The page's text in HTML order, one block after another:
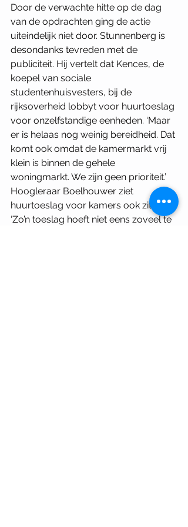
Door de verwachte hitte op de dag
van de opdrachten ging de actie
uiteindelijk niet door. Stunnenberg is
desondanks tevreden met de
publiciteit. Hij vertelt dat Kences, de
koepel van sociale
studentenhuisvesters, bij de
rijksoverheid lobbyt voor huurtoeslag
voor onzelfstandige eenheden. ‘Maar
er is helaas nog weinig bereidheid. Dat
komt ook omdat de kamermarkt vrij
klein is binnen de gehele
woningmarkt. We zijn geen prioriteit.’
Hoogleraar Boelhouwer ziet
huurtoeslag voor kamers ook zitten.
‘Zo’n toeslag hoeft niet eens zoveel te